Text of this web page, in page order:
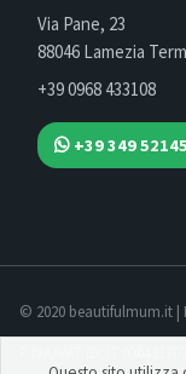
Via Pane, 23
88046 Lamezia
+39 0968 433108
+39 349
© 2020 beautifulmum.it |